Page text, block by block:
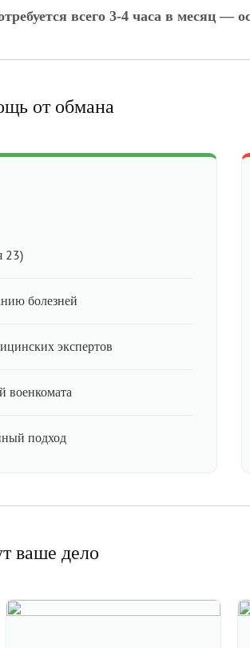
всего 3-4 часа в месяц
от обмана
23)
болезней
экспертов
военкомата
подход
ваше дело